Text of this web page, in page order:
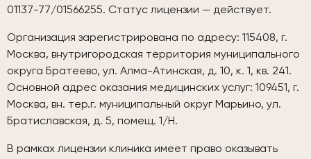
01137-77/01566255. Статус лицензии — действует.
Организация зарегистрирована по адресу: 115408, г.
Москва, внутригородская территория муниципального
округа Братеево, ул. Алма-Атинская, д. 10, к. 1, кв. 241.
Основной адрес оказания медицинских услуг: 109451, г.
Москва, вн. тер.г. муниципальный округ Марьино, ул.
Братиславская, д. 5, помещ. 1/Н.
В рамках лицензии клиника имеет право оказывать